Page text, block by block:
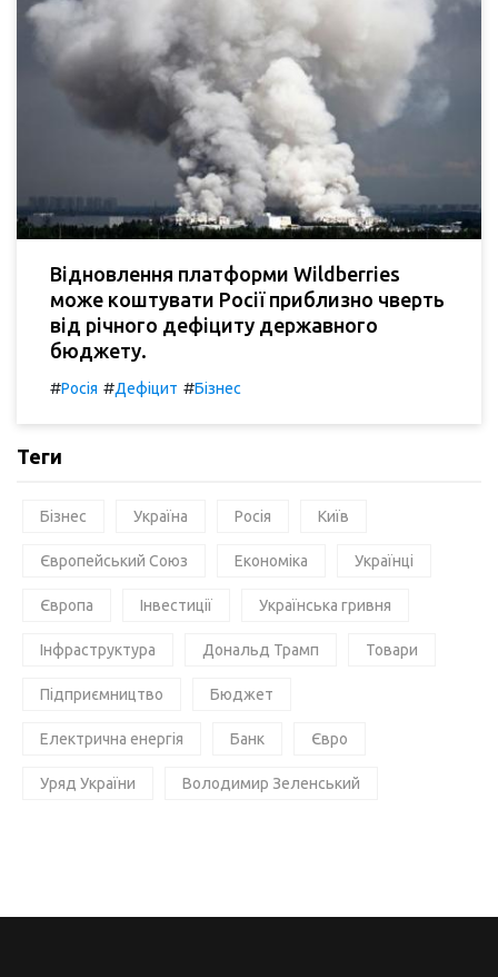
Відновлення платформи Wildberries
може коштувати Росії приблизно чверть
від річного дефіциту державного
бюджету.
#Росія #Дефіцит #Бізнес
Теги
Бізнес Україна Росія Київ
Європейський Союз Економіка Українці
Європа Інвестиції Українська гривня
Інфраструктура Дональд Трамп Товари
Підприємництво Бюджет
Електрична енергія Банк Євро
Уряд України Володимир Зеленський